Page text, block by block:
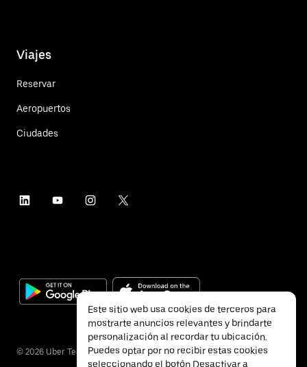
Viajes
Reservar
Aeropuertos
Ciudades
© 2026 Uber Technologies Inc.
Este sitio web usa cookies de terceros para
mostrarte anuncios relevantes y brindarte
personalización al recordar tu ubicación.
Puedes optar por no recibir estas cookies
seleccionando el botón Desactivar a